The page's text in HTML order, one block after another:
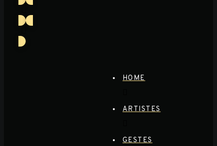
HOME
ARTISTES
GESTES